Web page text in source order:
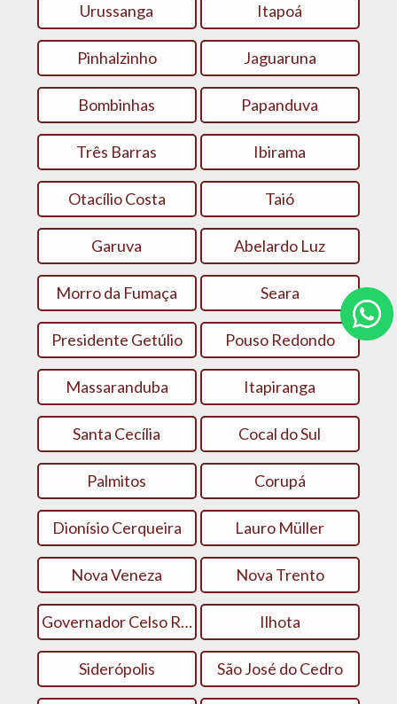
Urussanga Itapoá
Pinhalzinho Jaguaruna
Bombinhas Papanduva
Três Barras Ibirama
Otacílio Costa Taió
Garuva Abelardo Luz
Morro da Fumaça Seara
Presidente Getúlio Pouso Redondo
Massaranduba Itapiranga
Santa Cecília Cocal do Sul
Palmitos Corupá
Dionísio Cerqueira Lauro Müller
Nova Veneza Nova Trento
Governador Celso Ramos Ilhota
Siderópolis São José do Cedro